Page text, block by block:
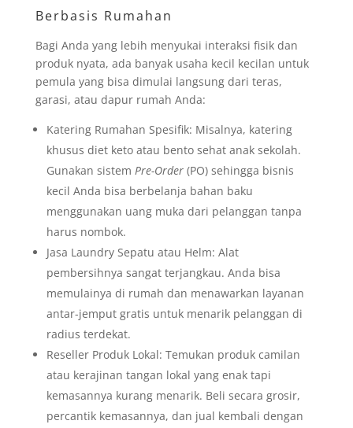
Berbasis Rumahan
Bagi Anda yang lebih menyukai interaksi fisik dan
produk nyata, ada banyak usaha kecil kecilan untuk
pemula yang bisa dimulai langsung dari teras,
garasi, atau dapur rumah Anda:
Katering Rumahan Spesifik: Misalnya, katering
khusus diet keto atau bento sehat anak sekolah.
Gunakan sistem Pre-Order(PO) sehingga bisnis
kecil Anda bisa berbelanja bahan baku
menggunakan uang muka dari pelanggan tanpa
harus nombok.
Jasa Laundry Sepatu atau Helm: Alat
pembersihnya sangat terjangkau. Anda bisa
memulainya di rumah dan menawarkan layanan
antar-jemput gratis untuk menarik pelanggan di
radius terdekat.
Reseller Produk Lokal: Temukan produk camilan
atau kerajinan tangan lokal yang enak tapi
kemasannya kurang menarik. Beli secara grosir,
percantik kemasannya, dan jual kembali dengan